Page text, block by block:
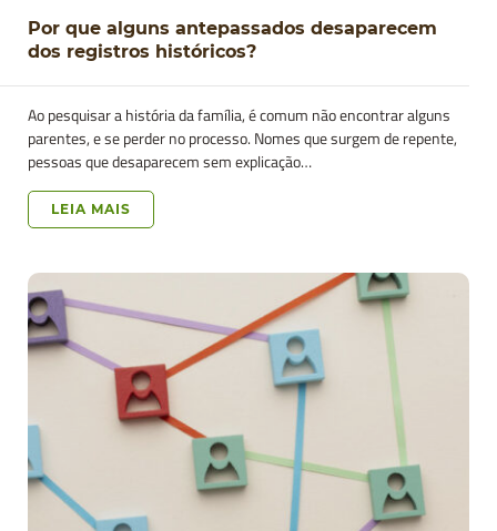
Por que alguns antepassados desaparecem
dos registros históricos?
Ao pesquisar a história da família, é comum não encontrar alguns
parentes, e se perder no processo. Nomes que surgem de repente,
pessoas que desaparecem sem explicação…
LEIA MAIS